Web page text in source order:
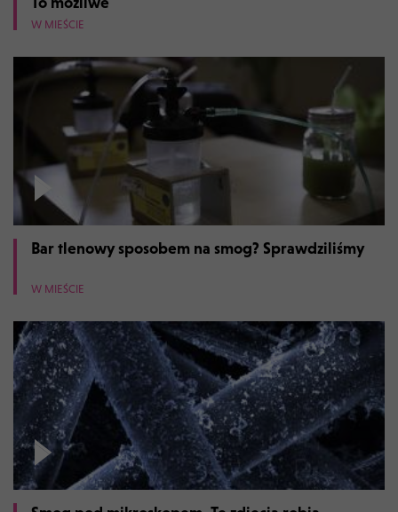
W MIEŚCIE
Bar tlenowy sposobem na smog? Sprawdziliśmy
W MIEŚCIE